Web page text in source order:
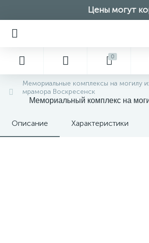
Цены могут
0
Мемориальные комплексы на могилу
мрамора Воскресенск
Мемориальный комплекс на
Описание Характеристики